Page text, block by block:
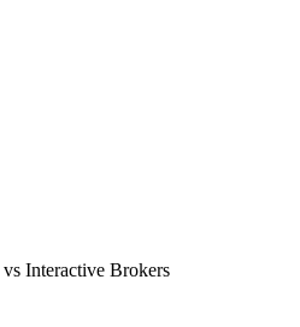
Interactive Brokers